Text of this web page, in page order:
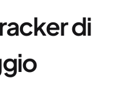
di